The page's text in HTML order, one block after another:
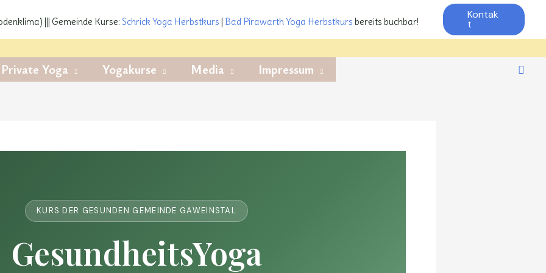
||| Gemeinde Kurse: Schrick Yoga Herbstkurs Bad Pirawarth Yoga Herbstkurs bereits buchbar!
Kontak
t
Private Yoga Yogakurse Media Impressum
KURS DER GESUNDEN GEMEINDE GAWEINSTAL
GesundheitsYoga